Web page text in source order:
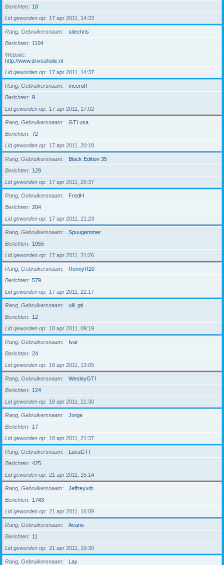
Berichten
18
Lid geworden op
17 apr 2011, 14:33
Rang, Gebruikersnaam
sitechris
Berichten
1104
Website
http://www.driveaholic.nl
Lid geworden op
17 apr 2011, 14:37
Rang, Gebruikersnaam
meeroff
Berichten
9
Lid geworden op
17 apr 2011, 17:02
Rang, Gebruikersnaam
GTI usa
Berichten
72
Lid geworden op
17 apr 2011, 20:18
Rang, Gebruikersnaam
Black Edition 35
Berichten
129
Lid geworden op
17 apr 2011, 20:37
Rang, Gebruikersnaam
FredH
Berichten
204
Lid geworden op
17 apr 2011, 21:23
Rang, Gebruikersnaam
Spuugemmer
Berichten
1055
Lid geworden op
17 apr 2011, 21:26
Rang, Gebruikersnaam
RonnyR20
Berichten
579
Lid geworden op
17 apr 2011, 22:17
Rang, Gebruikersnaam
ulli_gti
Berichten
12
Lid geworden op
18 apr 2011, 09:19
Rang, Gebruikersnaam
Ivar
Berichten
24
Lid geworden op
18 apr 2011, 13:05
Rang, Gebruikersnaam
WesleyGTI
Berichten
124
Lid geworden op
18 apr 2011, 21:30
Rang, Gebruikersnaam
Jorge
Berichten
17
Lid geworden op
18 apr 2011, 21:37
Rang, Gebruikersnaam
LucaGTI
Berichten
425
Lid geworden op
21 apr 2011, 15:14
Rang, Gebruikersnaam
Jeffreyvdt
Berichten
1743
Lid geworden op
21 apr 2011, 16:09
Rang, Gebruikersnaam
Avans
Berichten
11
Lid geworden op
21 apr 2011, 19:30
Rang, Gebruikersnaam
Lay